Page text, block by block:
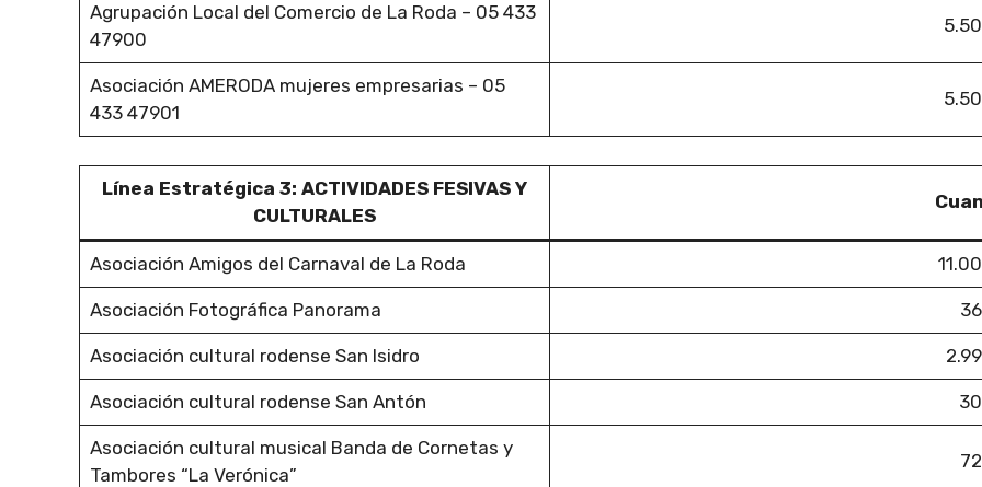
Agrupación Local del Comercio de La Roda – 05 433
47900
Asociación AMERODA mujeres empresarias – 05
433 47901
Línea Estratégica 3: ACTIVIDADES FESIVAS Y
CULTURALES
Asociación Amigos del Carnaval de La Roda
Asociación Fotográfica Panorama
Asociación cultural rodense San Isidro
Asociación cultural rodense San Antón
Asociación cultural musical Banda de Cornetas y
Tambores “La Verónica”